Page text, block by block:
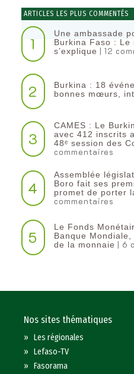
ARTICLES LES PLUS COMMENTÉS
1
Une ambassade
Burkina Faso : Le
s’explique | 12
2
Burkina : 18
bonnes mœurs,
3
CAMES : Le
avec 412 inscrits
48ᵉ session des
commentaires
4
Assemblée
Boro fait ses
promet de porter
commentaires
5
Le Fonds
Banque
de la monnaie | 6
Nos sites thématiques
»Les régionales
»Lefaso-TV
»Fasorama